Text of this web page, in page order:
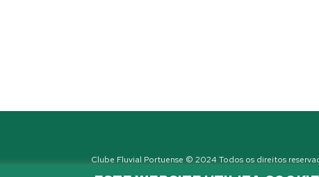
Clube Fluvial Portuense © 2024 Todos os direitos